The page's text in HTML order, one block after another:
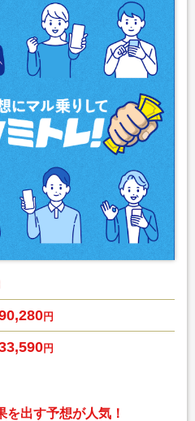
円
円
を出す予想が人気！